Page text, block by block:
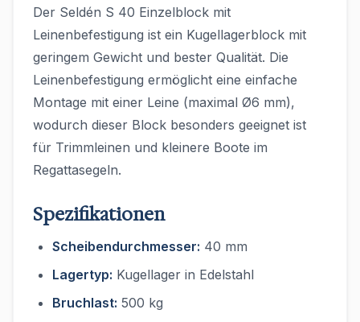
Der Seldén S 40 Einzelblock mit
Leinenbefestigung ist ein Kugellagerblock mit
geringem Gewicht und bester Qualität. Die
Leinenbefestigung ermöglicht eine einfache
Montage mit einer Leine (maximal Ø6 mm),
wodurch dieser Block besonders geeignet ist
für Trimmleinen und kleinere Boote im
Regattasegeln.
Spezifikationen
Scheibendurchmesser: 40 mm
Lagertyp: Kugellager in Edelstahl
Bruchlast: 500 kg